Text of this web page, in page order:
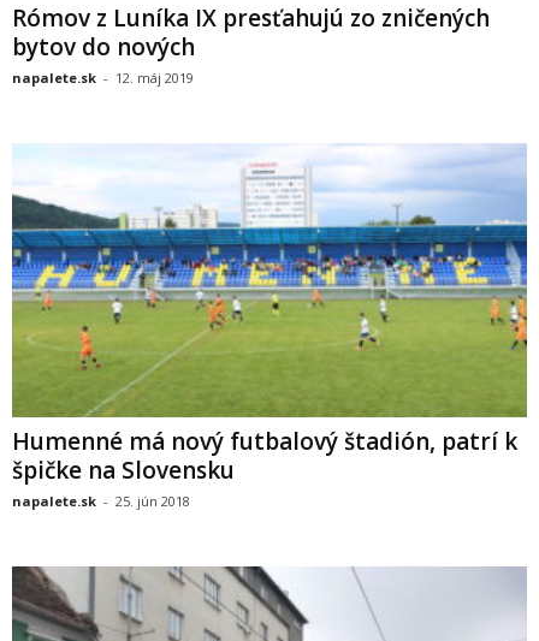
Rómov z Luníka IX presťahujú zo zničených
bytov do nových
napalete.sk - 12. máj 2019
Humenné má nový futbalový štadión, patrí k
špičke na Slovensku
napalete.sk - 25. jún 2018